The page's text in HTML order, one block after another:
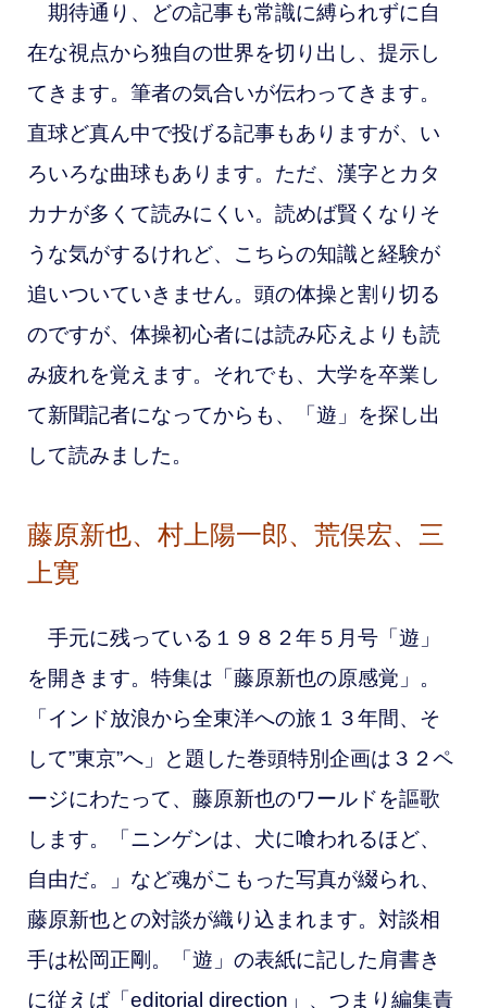
期待通り、どの記事も常識に縛られずに自
在な視点から独自の世界を切り出し、提示し
てきます。筆者の気合いが伝わってきます。
直球ど真ん中で投げる記事もありますが、い
ろいろな曲球もあります。ただ、漢字とカタ
カナが多くて読みにくい。読めば賢くなりそ
うな気がするけれど、こちらの知識と経験が
追いついていきません。頭の体操と割り切る
のですが、体操初心者には読み応えよりも読
み疲れを覚えます。それでも、大学を卒業し
て新聞記者になってからも、「遊」を探し出
して読みました。
藤原新也、村上陽一郎、荒俣宏、三
上寛
手元に残っている１９８２年５月号「遊」
を開きます。特集は「藤原新也の原感覚」。
「インド放浪から全東洋への旅１３年間、そ
して”東京”へ」と題した巻頭特別企画は３２ペ
ージにわたって、藤原新也のワールドを謳歌
します。「ニンゲンは、犬に喰われるほど、
自由だ。」など魂がこもった写真が綴られ、
藤原新也との対談が織り込まれます。 対談相
手は松岡正剛。「遊」の表紙に記した肩書き
に従えば「editorial direction」、つまり編集責